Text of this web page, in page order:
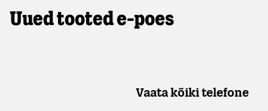
Uued tooted e-poes
Vaata kõiki telefone